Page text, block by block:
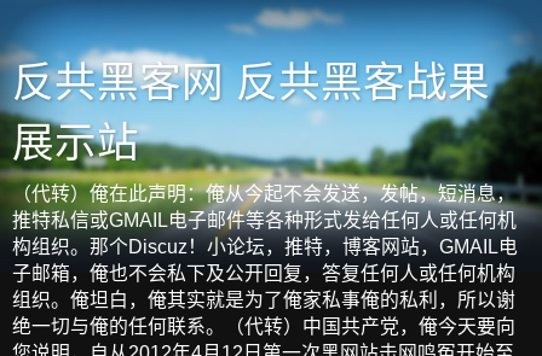
反共黑客网 反共黑客战果
展示站
（代转）俺在此声明：俺从今起不会发送，发帖，短消息，
推特私信或GMAIL电子邮件等各种形式发给任何人或任何机
构组织。那个Discuz！小论坛，推特，博客网站，GMAIL电
子邮箱，俺也不会私下及公开回复，答复任何人或任何机构
组织。俺坦白，俺其实就是为了俺家私事俺的私利，所以谢
绝一切与俺的任何联系。（代转）中国共产党，俺今天要向